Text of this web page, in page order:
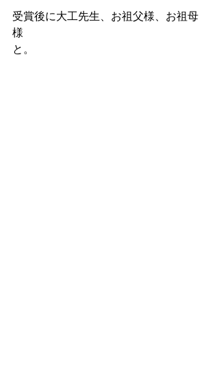
受賞後に大工先生、お祖父様、お祖母
様
と。